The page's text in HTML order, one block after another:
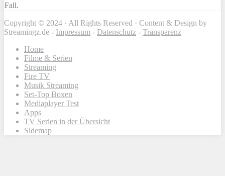
Fall.
Copyright © 2024 · All Rights Reserved · Content & Design by
Streamingz.de - Impressum - Datenschutz - Transparenz
Home
Filme & Serien
Streaming
Fire TV
Musik Streaming
Set-Top Boxen
Mediaplayer Test
Apps
TV Serien in der Übersicht
Sidemap